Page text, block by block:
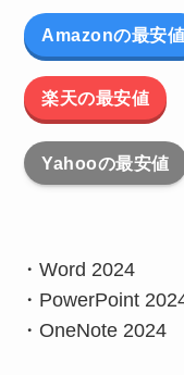
Amazonの最安値
楽天の最安値
Yahooの最安値
・Word
・PowerPoint
・OneNote 2024